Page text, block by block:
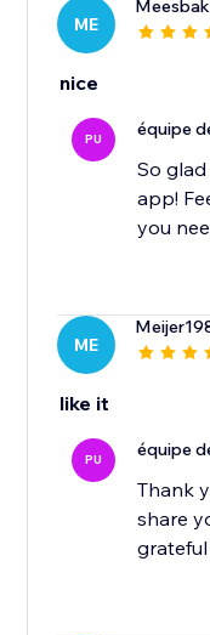
ME
nice
PU équipe
So
app!
you
ME
like it
PU équipe
Thank
share